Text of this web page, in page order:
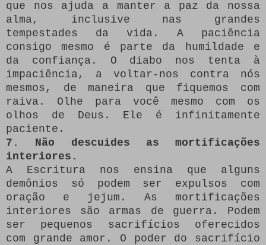
que nos ajuda a manter a paz da nossa
alma, inclusive nas grandes
tempestades da vida. A paciência
consigo mesmo é parte da humildade e
da confiança. O diabo nos tenta à
impaciência, a voltar-nos contra nós
mesmos, de maneira que fiquemos com
raiva. Olhe para você mesmo com os
olhos de Deus. Ele é infinitamente
paciente.
7. Não descuides as mortificações
interiores.
A Escritura nos ensina que alguns
demônios só podem ser expulsos com
oração e jejum. As mortificações
interiores são armas de guerra. Podem
ser pequenos sacrifícios oferecidos
com grande amor. O poder do sacrifício